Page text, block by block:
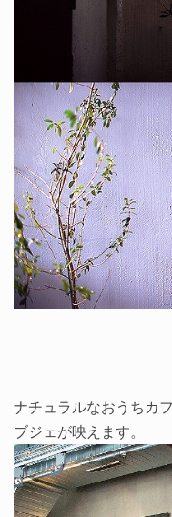
ナチュラルなおうちカ
ブジェが映えます。